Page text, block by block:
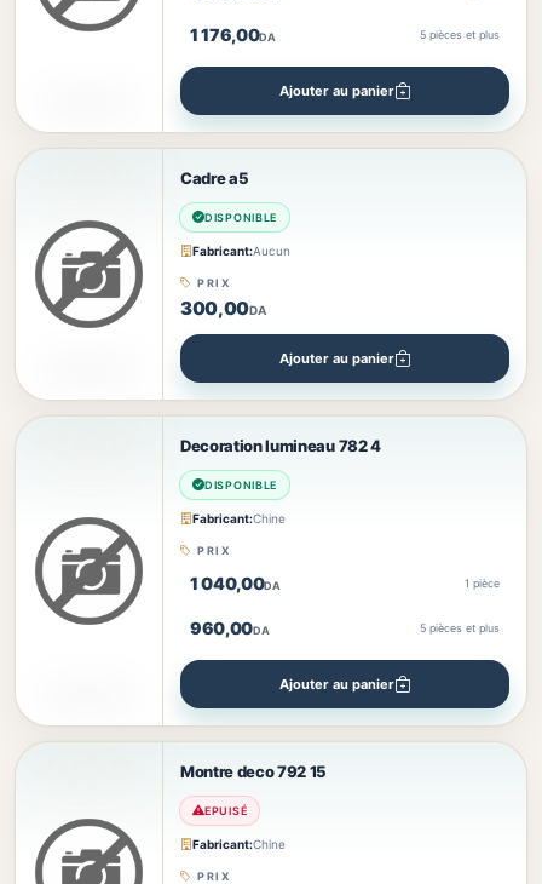
1 176,00DA 5 pièces et plus
Ajouter au panier
Cadre a5
DISPONIBLE
Fabricant:Aucun
PRIX
300,00DA
Ajouter au panier
Decoration lumineau 782 4
DISPONIBLE
Fabricant:Chine
PRIX
1 040,00DA 1 pièce
960,00DA 5 pièces et plus
Ajouter au panier
Montre deco 792 15
EPUISÉ
Fabricant:Chine
PRIX